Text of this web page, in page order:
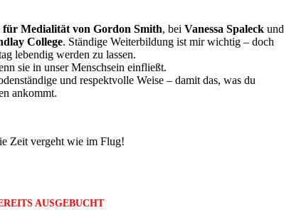
für Medialität von Gordon Smith, beiVanessa Spaleck und
College. Ständige Weiterbildung ist mir wichtig – doch
lebendig werden zu lassen.
sie in unser Menschsein einfließt.
und respektvolle Weise – damit das, was du
ankommt.
Zeit vergeht wie im Flug!
AUSGEBUCHT